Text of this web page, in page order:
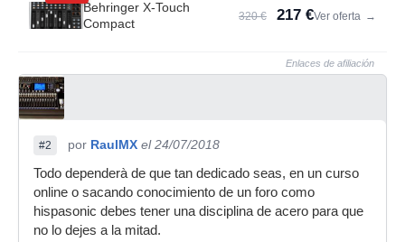
Behringer X-Touch
Compact
320 € 217 €Ver oferta →
Enlaces de afiliación
#2 por RaulMX el 24/07/2018
Todo dependerà de que tan dedicado seas, en un curso
online o sacando conocimiento de un foro como
hispasonic debes tener una disciplina de acero para que
no lo dejes a la mitad.